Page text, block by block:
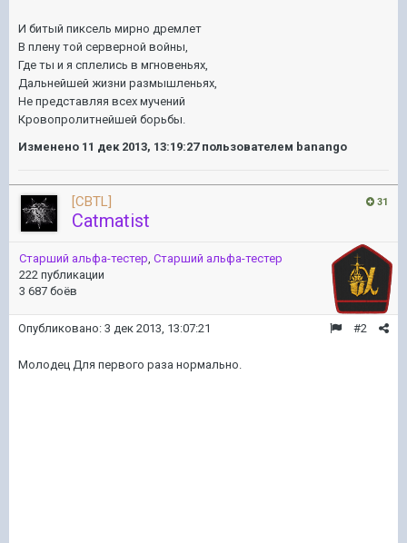
И битый пиксель мирно дремлет
В плену той серверной войны,
Где ты и я сплелись в мгновеньях,
Дальнейшей жизни размышленьях,
Не представляя всех мучений
Кровопролитнейшей борьбы.
Изменено 11 дек 2013, 13:19:27пользователем banango
31
[CBTL]
Catmatist
Старший альфа-тестер Старший альфа-тестер
222 публикации
3 687 боёв
#2
Опубликовано: 3 дек 2013, 13:07:21
Молодец Для первого раза нормально.